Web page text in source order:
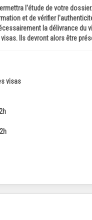
l'étude de votre
et de vérifier
la délivrance du
Ils devront alors être
visas